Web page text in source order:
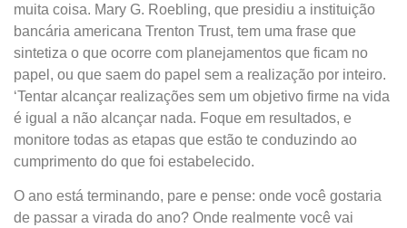
muita coisa. Mary G. Roebling, que presidiu a instituição
bancária americana Trenton Trust, tem uma frase que
sintetiza o que ocorre com planejamentos que ficam no
papel, ou que saem do papel sem a realização por inteiro.
‘Tentar alcançar realizações sem um objetivo firme na vida
é igual a não alcançar nada. Foque em resultados, e
monitore todas as etapas que estão te conduzindo ao
cumprimento do que foi estabelecido.
O ano está terminando, pare e pense: onde você gostaria
de passar a virada do ano? Onde realmente você vai